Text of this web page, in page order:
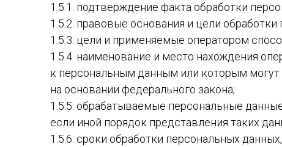
1.5.1. подтверждение факта обработки
1.5.2. правовые основания и цели
1.5.3. цели и применяемые оператором
1.5.4. наименование и место нахождения
к персональным данным или которым
на основании федерального закона;
1.5.5. обрабатываемые персональные
если иной порядок представления таких
1.5.6. сроки обработки персональных